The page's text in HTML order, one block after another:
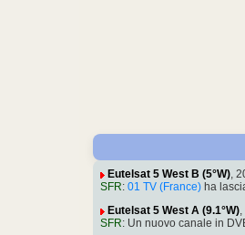
Eutelsat 5 West B (5°W),
SFR: 01 TV (France) ha
Eutelsat 5 West A (9.1°W)
SFR: Un nuovo canale in